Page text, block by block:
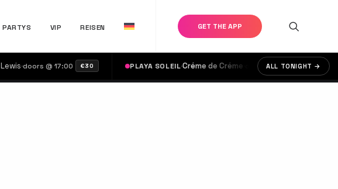
PARTYS VIP REISEN GET THE APP
·doors @ 17:00 €30 PLAYA SOLEIL·Créme de Créme·doors @ 17:00 €20
ALL TONIGHT →